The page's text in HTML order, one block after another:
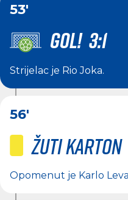
53'
GOL! 3:1
Strijelac je Rio Joka.
56'
Žuti karton
Opomenut je Karlo